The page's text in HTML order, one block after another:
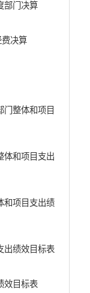
部门决算
费决算
门整体和项目
体和项目支出
和项目支出绩
出绩效目标表
效目标表